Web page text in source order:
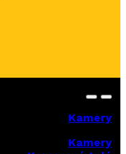
Kamery
Kamery